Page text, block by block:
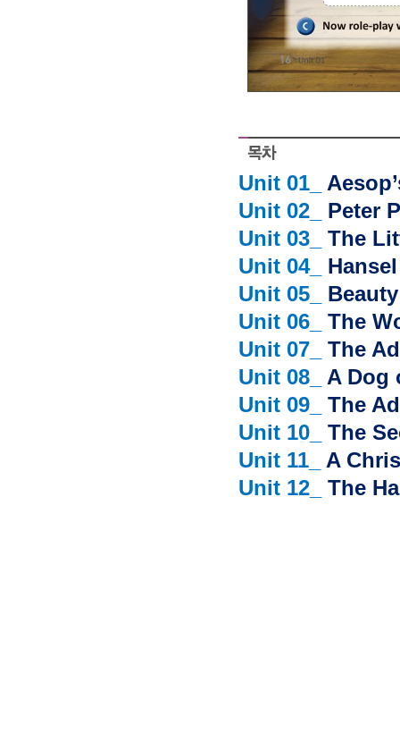
Unit 01_
Unit 02_
Peter
Unit 03_
The
Unit 04_
Unit 05_
Unit 06_ The
Unit 07_ The
Unit 08_ A Dog
Unit 09_ The
Unit 10_ The
Unit 11_ A
Unit 12_ The